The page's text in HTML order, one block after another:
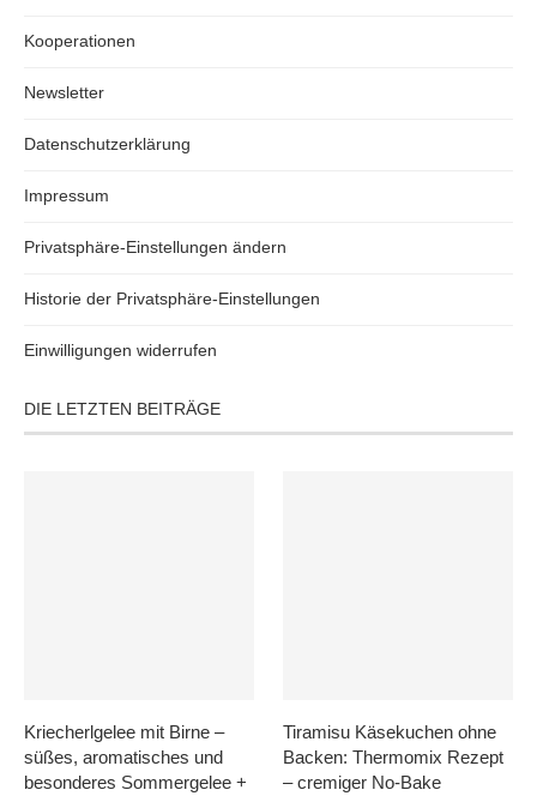
Kooperationen
Newsletter
Datenschutzerklärung
Impressum
Privatsphäre-Einstellungen ändern
Historie der Privatsphäre-Einstellungen
Einwilligungen widerrufen
DIE LETZTEN BEITRÄGE
Kriecherlgelee mit Birne –
süßes, aromatisches und
besonderes Sommergelee +
Tiramisu Käsekuchen ohne
Backen: Thermomix Rezept
– cremiger No-Bake